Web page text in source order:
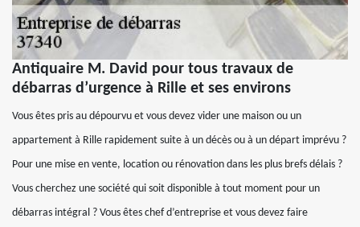
Antiquaire M. David pour tous travaux de
débarras d’urgence à Rille et ses environs
Vous êtes pris au dépourvu et vous devez vider une maison ou un
appartement à Rille rapidement suite à un décès ou à un départ imprévu ?
Pour une mise en vente, location ou rénovation dans les plus brefs délais ?
Vous cherchez une société qui soit disponible à tout moment pour un
débarras intégral ? Vous êtes chef d’entreprise et vous devez faire